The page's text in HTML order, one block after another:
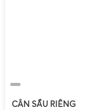
CÂN SẦU RIÊNG